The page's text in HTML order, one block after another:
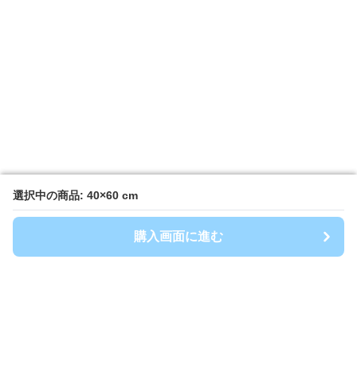
選択中の商品: 40×60 cm
購入画面に進む
選択中の商品: 40×60 cm
購入画面に進む